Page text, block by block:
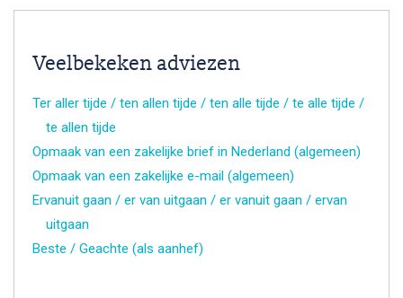
Veelbekeken adviezen
Ter aller tijde / ten allen tijde / ten alle tijde / te alle tijde /
te allen tijde
Opmaak van een zakelijke brief in Nederland (algemeen)
Opmaak van een zakelijke e-mail (algemeen)
Ervanuit gaan / er van uitgaan / er vanuit gaan / ervan
uitgaan
Beste / Geachte (als aanhef)